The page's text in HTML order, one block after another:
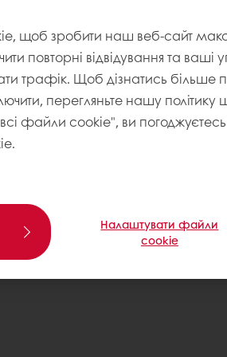
щоб зробити наш веб-сайт
повторні відвідування та ваші
трафік. Щоб дізнатись
перегляньте нашу
файли cookie", ви погоджуєтесь
Налаштувати файли
cookie
Конфіденційності